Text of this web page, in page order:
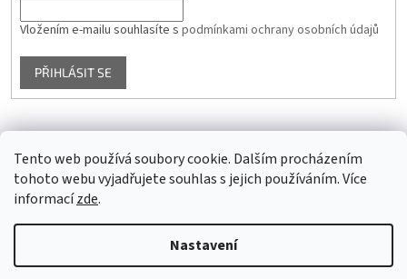
Tento web používá soubory cookie. Dalším procházením
tohoto webu vyjadřujete souhlas s jejich používáním. Více
informacízde.
Nastavení
Vložením e-mailu souhlasíte s podmínkami ochrany osobních údajů
PŘIHLÁSIT SE
Facebook